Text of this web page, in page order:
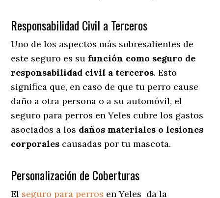
Responsabilidad Civil a Terceros
Uno de los aspectos más sobresalientes de
este seguro es su función como seguro de
responsabilidad civil a terceros. Esto
significa que, en caso de que tu perro cause
daño a otra persona o a su automóvil, el
seguro para perros en Yeles cubre los gastos
asociados a los daños materiales o lesiones
corporales causadas por tu mascota.
Personalización de Coberturas
El seguro para perros en Yeles da la